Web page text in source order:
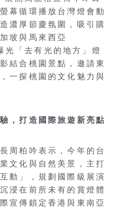
幕循環播放台灣燈會動
濃厚節慶氛圍，吸引購
坡與馬來西亞
「去有光的地方」燈
結合桃園景點，邀請東
一探桃園的文化魅力與
，打造國際旅遊新亮點
周柏吟表示，今年的台
文化與自然美景，主打
動」，規劃國際級展演
浸在前所未有的賞燈體
宣傳鎖定香港與東南亞